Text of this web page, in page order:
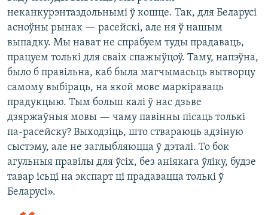
неканкурэнтаздольнымі ў кошце. Так, для Беларусі
асноўны рынак — расейскі, але ня ў нашым
выпадку. Мы нават не спрабуем туды прадаваць,
працуем толькі для сваіх спажыўцоў. Таму, напэўна,
было б правільна, каб была магчымасьць вытворцу
самому выбіраць, на якой мове маркіраваць
прадукцыю. Тым больш калі ў нас дзьве
дзяржаўныя мовы — чаму павінны пісаць толькі
па-расейску? Выходзіць, што ствараюць адзіную
сыстэму, але не заглыбляюцца ў дэталі. То бок
агульныя правілы для ўсіх, без аніякага ўліку, будзе
тавар ісьці на экспарт ці прадавацца толькі ў
Беларусі».